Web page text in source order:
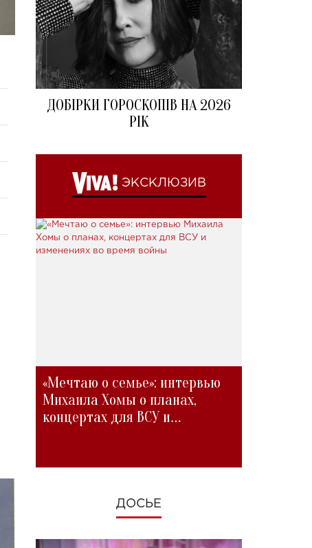
ДОБІРКИ ГОРОСКОПІВ НА 2026
РІК
ЭКСКЛЮЗИВ
«Мечтаю о семье»: интервью
Михаила Хомы о планах,
концертах для ВСУ и
ДОСЬЕ